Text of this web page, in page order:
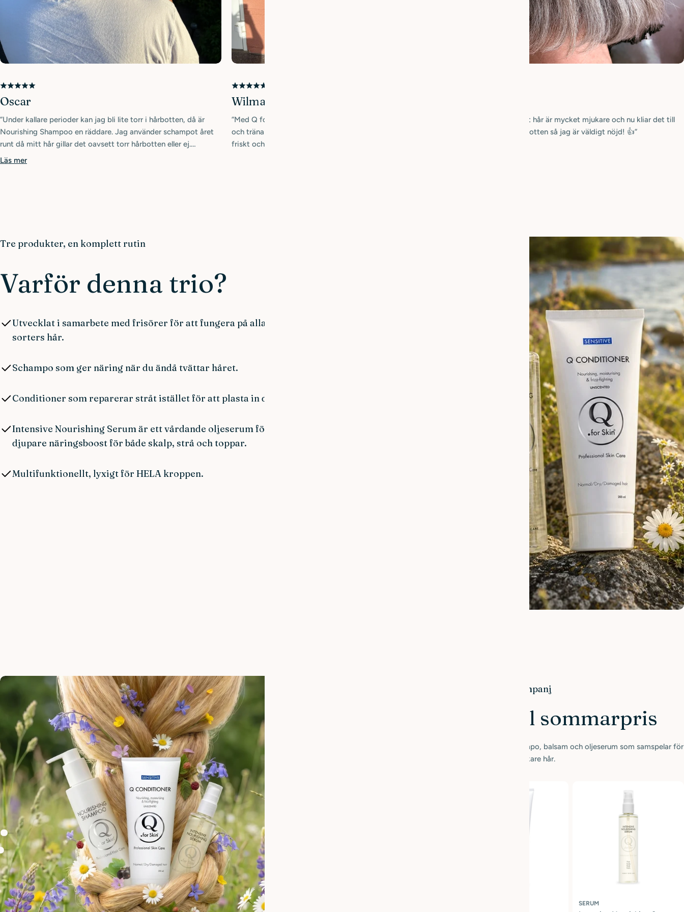
Oscar
”Under kallare perioder kan jag bli lite torr i hårbotten, då är
Nourishing Shampoo en räddare. Jag använder schampot året
runt då mitt hår gillar det oavsett torr hårbotten eller ej.
Balsamet ger en extra fin glans. Ett plus är att min sambo
Läs mer
Wilma
”Med Q for Skins hårvård funkar mitt hår! Fast jag har tjockt hår
och tränar, svettas och duschar flera ggr i veckan så känns det
friskt och starkt”
”Jag tycker att mitt hår är mycket mjukare och nu kliar det till
och med inte i hårbotten så jag är väldigt nöjd! 👍”
Tre produkter, en komplett rutin
Varför denna trio?
Utvecklat i samarbete med frisörer för att fungera på alla
sorters hår.
Schampo som ger näring när du ändå tvättar håret.
Conditioner som reparerar stråt istället för att plasta in det.
Intensive Nourishing Serum är ett vårdande oljeserum för
djupare näringsboost för både skalp, strå och toppar.
Multifunktionellt, lyxigt för HELA kroppen.
Sommarkampanj
Hela rutinen – till sommarpris
Upptäck vår nordiska hårvårdsserie i sin helhet: schampo, balsam och oljeserum som samspelar för
ett starkare, friskare hår.
SERUM